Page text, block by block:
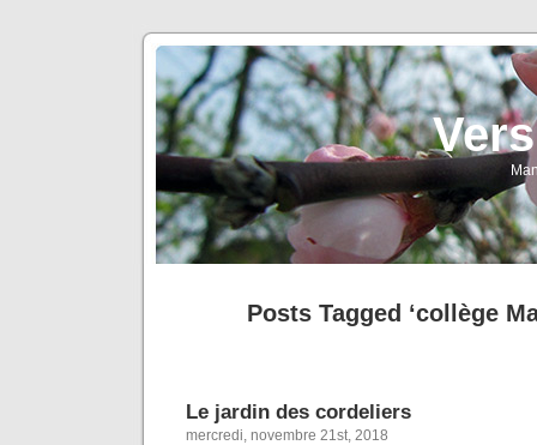
Posts Tagged ‘collège
Le jardin des cordeliers
mercredi, novembre 21st, 2018